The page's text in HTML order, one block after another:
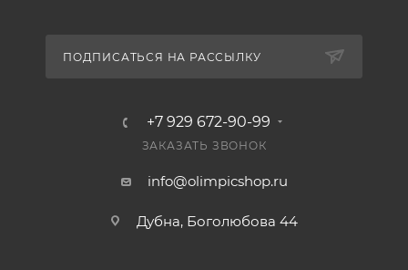
ПОДПИСАТЬСЯ НА РАССЫЛКУ
+7 929 672-90-99
ЗАКАЗАТЬ ЗВОНОК
info@olimpicshop.ru
Дубна, Боголюбова 44